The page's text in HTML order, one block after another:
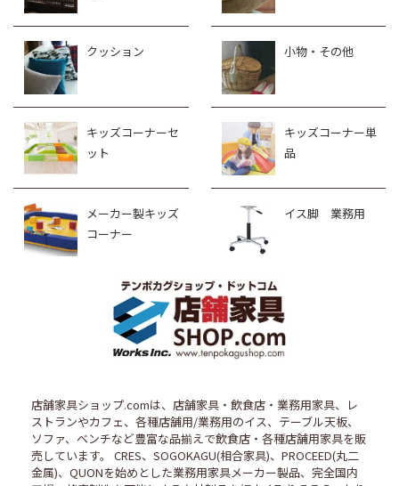
クッション 小物・その他
キッズコーナーセ
ット
キッズコーナー単
品
メーカー製キッズ
コーナー
イス脚 業務用
店舗家具ショップ.comは、店舗家具・飲食店・業務用家具、レ
ストランやカフェ、各種店舗用/業務用のイス、テーブル天板、
ソファ、ベンチなど豊富な品揃えで飲食店・各種店舗用家具を販
売しています。 CRES、SOGOKAGU(相合家具)、PROCEED(丸二
金属)、QUONを始めとした業務用家具メーカー製品、完全国内